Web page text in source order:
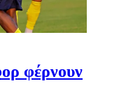
φέρνουν